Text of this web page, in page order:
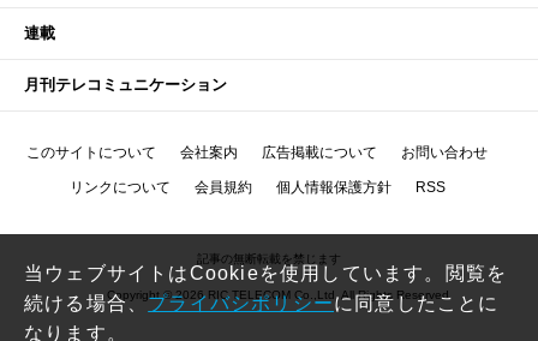
連載
月刊テレコミュニケーション
このサイトについて 会社案内 広告掲載について お問い合わせ
リンクについて 会員規約 個人情報保護方針 RSS
記事の無断転載を禁じます
Copyright © 2026 RIC TELECOM Co.,Ltd. All Rights Reserved.
当ウェブサイトはCookieを使用しています。閲覧を
続ける場合、プライバシポリシーに同意したことに
なります。